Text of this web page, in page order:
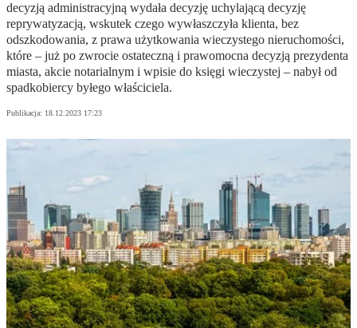
decyzją administracyjną wydała decyzję uchylającą decyzję
reprywatyzacją, wskutek czego wywłaszczyła klienta, bez
odszkodowania, z prawa użytkowania wieczystego nieruchomości,
które – już po zwrocie ostateczną i prawomocna decyzją prezydenta
miasta, akcie notarialnym i wpisie do księgi wieczystej – nabył od
spadkobiercy byłego właściciela.
Publikacja: 18.12.2023 17:23